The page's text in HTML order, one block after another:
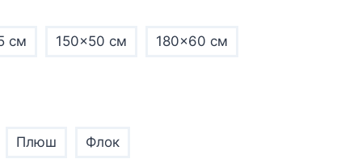
см 150x50 см 180x60 см
Плюш
Флок